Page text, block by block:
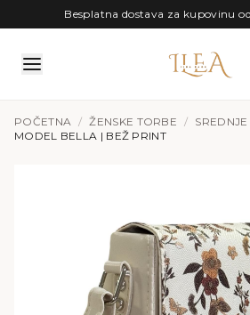
Preskoči na sadržajBesplatna dostava za kupovinu
POČETNA / ŽENSKE TORBE /
MODEL BELLA | BEŽ PRINT